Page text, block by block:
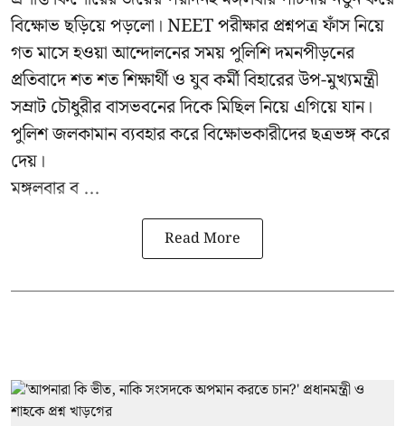
বিক্ষোভ ছড়িয়ে পড়লো। NEET পরীক্ষার প্রশ্নপত্র ফাঁস নিয়ে
গত মাসে হওয়া আন্দোলনের সময় পুলিশি দমনপীড়নের
প্রতিবাদে শত শত শিক্ষার্থী ও যুব কর্মী বিহারের উপ-মুখ্যমন্ত্রী
সম্রাট চৌধুরীর বাসভবনের দিকে মিছিল নিয়ে এগিয়ে যান।
পুলিশ জলকামান ব্যবহার করে বিক্ষোভকারীদের ছত্রভঙ্গ করে
দেয়।
মঙ্গলবার ব ...
Read More